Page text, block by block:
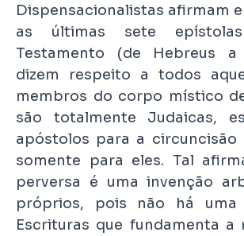
Dispensacionalistas afirmam
as últimas sete
Testamento (de Hebreus
dizem respeito a todos
membros do corpo místico
são totalmente Judaicas,
apóstolos para a circuncisão
somente para eles. Tal
perversa é uma invenção
próprios, pois não há uma
Escrituras que fundamenta a